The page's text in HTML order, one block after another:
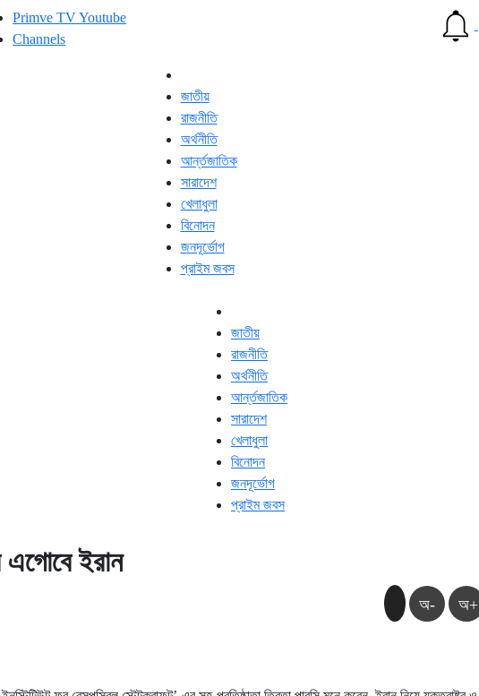
Primve TV Youtube
Channels
জাতীয়
রাজনীতি
অর্থনীতি
আর্ন্তজাতিক
সারাদেশ
খেলাধুলা
বিনোদন
জনদূর্ভোগ
প্রাইম জবস
জাতীয়
রাজনীতি
অর্থনীতি
আর্ন্তজাতিক
সারাদেশ
খেলাধুলা
বিনোদন
জনদূর্ভোগ
প্রাইম জবস
ইরান
অ- অ+